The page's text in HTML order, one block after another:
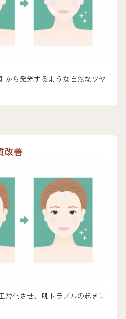
から発光するような自然なツヤ
改善
常化させ、肌トラブルの起きに